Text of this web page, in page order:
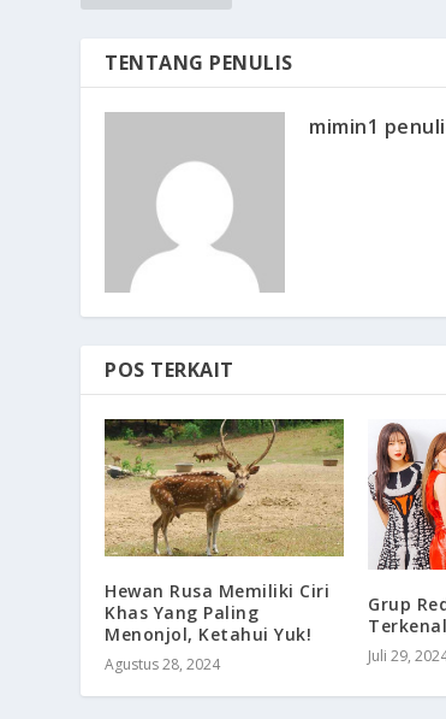
TENTANG PENULIS
mimin1
POS TERKAIT
Hewan Rusa Memiliki Ciri
Khas Yang Paling
Menonjol, Ketahui Yuk!
Agustus 28, 2024
Grup
Juli 29,